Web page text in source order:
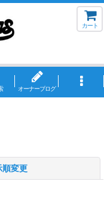
カート
オーナーブログ
順変更